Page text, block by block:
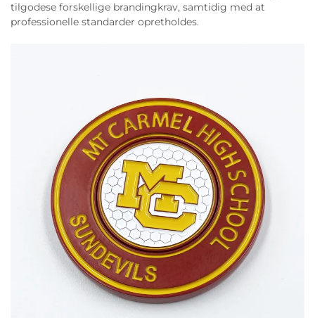
tilgodese forskellige brandingkrav, samtidig med at
professionelle standarder opretholdes.